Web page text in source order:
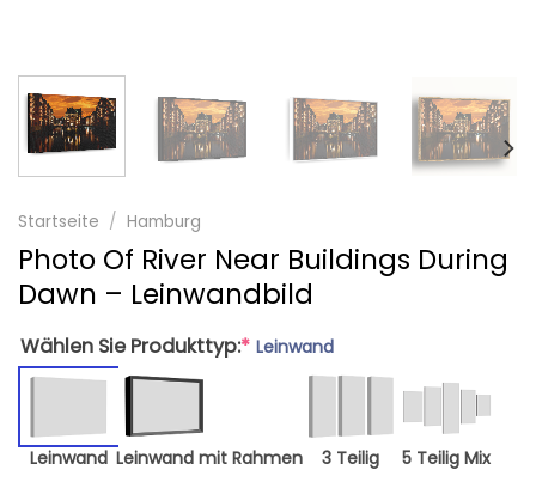
Startseite / Hamburg
Photo Of River Near Buildings During
Dawn – Leinwandbild
Wählen Sie Produkttyp:* Leinwand
Leinwand Leinwand mit Rahmen 3 Teilig 5 Teilig Mix